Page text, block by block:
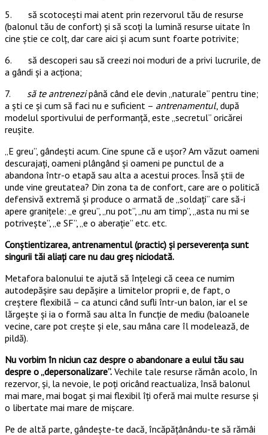
5. să scotocești mai atent prin rezervorul tău de resurse
(balonul tău de confort) și să scoți la lumină resurse uitate în
cine știe ce colț, dar care aici și acum sunt foarte potrivite;
6. să descoperi sau să creezi noi moduri de a privi lucrurile, de
a gândi și a acționa;
7. să te antrenezipână când ele devin „naturale” pentru tine;
a ști ce și cum să faci nu e suficient – antrenamentul, după
modelul sportivului de performanță, este „secretul” oricărei
reușite.
„E greu”, gândești acum. Cine spune că e ușor? Am văzut oameni
descurajați, oameni plângând și oameni pe punctul de a
abandona într-o etapă sau alta a acestui proces. Însă știi de
unde vine greutatea? Din zona ta de confort, care are o politică
defensivă extremă și produce o armată de „soldați” care să-i
apere granițele: „e greu”, „nu pot”, „nu am timp”, „asta nu mi se
potrivește”, „e SF”, „e o aberație” etc. etc.
Conștientizarea, antrenamentul (practic) și perseverența sunt
singurii tăi aliați care nu dau greș niciodată.
Metafora balonului te ajută să înțelegi că ceea ce numim
autodepășire sau depășire a limitelor proprii e, de fapt, o
creștere flexibilă – ca atunci când sufli într-un balon, iar el se
lărgește și ia o formă sau alta în funcție de mediu (baloanele
vecine, care pot crește și ele, sau mâna care îl modelează, de
pildă).
Nu vorbim în niciun caz despre o abandonare a eului tău sau
despre o „depersonalizare”. Vechile tale resurse rămân acolo, în
rezervor, și, la nevoie, le poți oricând reactualiza, însă balonul
mai mare, mai bogat și mai flexibil îți oferă mai multe resurse și
o libertate mai mare de mișcare.
Pe de altă parte, gândește-te dacă, încăpățânându-te să rămâi